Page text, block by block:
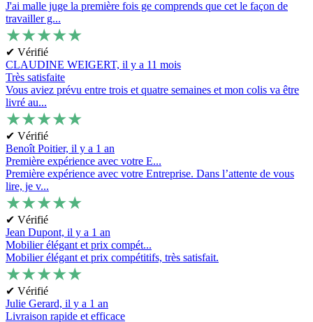
J'ai malle juge la première fois ge comprends que cet le façon de
travailler g...
★★★★★
✔ Vérifié
CLAUDINE WEIGERT, il y a 11 mois
Très satisfaite
Vous aviez prévu entre trois et quatre semaines et mon colis va être
livré au...
★★★★★
✔ Vérifié
Benoît Poitier, il y a 1 an
Première expérience avec votre E...
Première expérience avec votre Entreprise. Dans l’attente de vous
lire, je v...
★★★★★
✔ Vérifié
Jean Dupont, il y a 1 an
Mobilier élégant et prix compét...
Mobilier élégant et prix compétitifs, très satisfait.
★★★★★
✔ Vérifié
Julie Gerard, il y a 1 an
Livraison rapide et efficace